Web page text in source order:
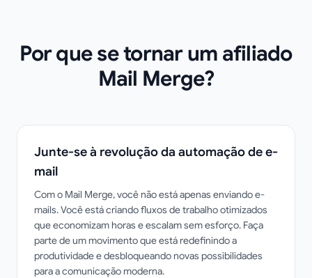
Por que se tornar um afiliado
Mail Merge?
Junte-se à revolução da automação de e-
mail
Com o Mail Merge, você não está apenas enviando e-
mails. Você está criando fluxos de trabalho otimizados
que economizam horas e escalam sem esforço. Faça
parte de um movimento que está redefinindo a
produtividade e desbloqueando novas possibilidades
para a comunicação moderna.